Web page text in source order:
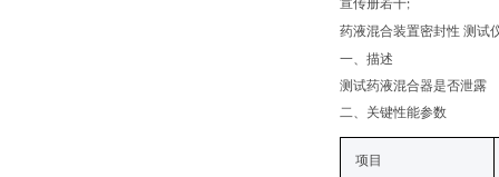
宣传册若干;
药液混合装置密封性 测试
一、 描述
测试药液混合器是否泄露
二、关键性能参数
项目